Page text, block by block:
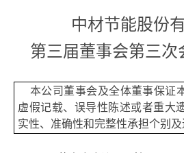
中材节能股份
第三届董事会第三次
本公司董事会及全体董事保证
虚假记载、误导性陈述或者重大
实性、准确性和完整性承担个别及